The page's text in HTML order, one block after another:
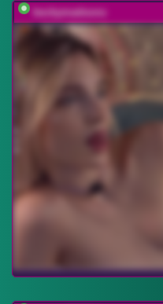
beckymadsons